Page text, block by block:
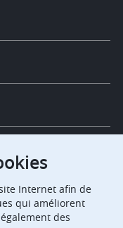
JobsInternet afin de
qui améliorent
des